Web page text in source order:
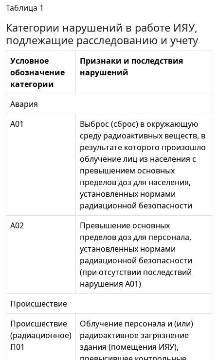
Таблица 1
Категории нарушений в работе ИЯУ,
подлежащие расследованию и учету
Условное
обозначение
категории
Признаки и последствия
нарушений
Авария
А01
Выброс (сброс) в окружающую
среду радиоактивных веществ, в
результате которого произошло
облучение лиц из населения с
превышением основных
пределов доз для населения,
установленных нормами
радиационной безопасности
А02
Превышение основных
пределов доз для персонала,
установленных нормами
радиационной безопасности
(при отсутствии последствий
нарушения А01)
Происшествие
Происшествие
(радиационное)
П01
Облучение персонала и (или)
радиоактивное загрязнение
здания (помещения ИЯУ),